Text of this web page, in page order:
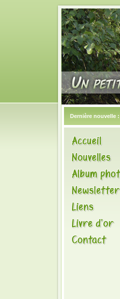
Dernière nouvelle :